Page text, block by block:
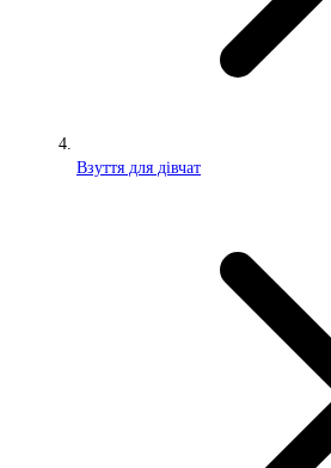
Взуття для дівчат